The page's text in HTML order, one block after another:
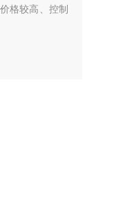
格较高、控制